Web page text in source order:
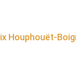
Houphouët-